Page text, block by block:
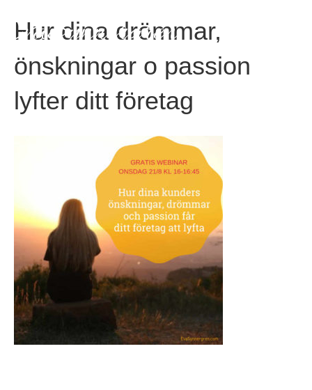
EvaSynnergren
Hur dina drömmar,
önskningar o passion
lyfter ditt företag